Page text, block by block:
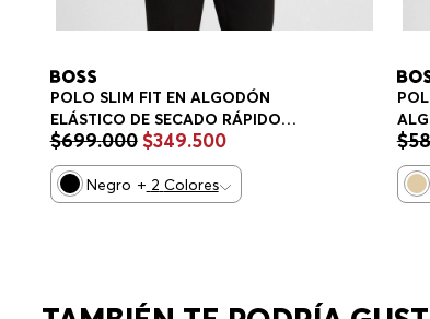
POLO SLIM FIT EN ALGODÓN
ELÁSTICO DE SECADO RÁPIDO
POLO SLIM FIT HOMBRE
$699.000 $349.500
Negro + 2 Colores
$